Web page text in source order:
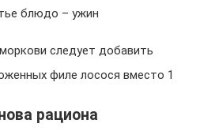
блюдо – ужин
моркови следует добавить
филе лосося вместо 1
рациона